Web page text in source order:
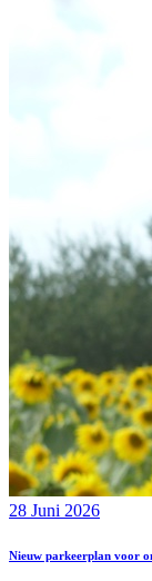
28 Juni 2026
Nieuw parkeerplan voor